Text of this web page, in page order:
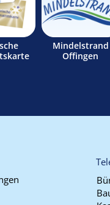
Mindelstrand
Offingen